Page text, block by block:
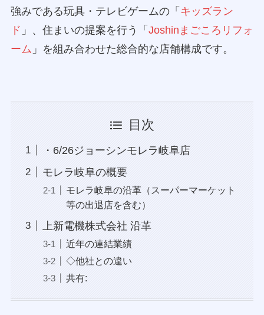
強みである玩具・テレビゲームの「 キッズラン
ド 」、住まいの提案を行う「 Joshinまごころリフォ
ーム 」を組み合わせた総合的な店舗構成です。
目次
・6/26ジョーシンモレラ岐阜店
モレラ岐阜の概要
モレラ岐阜の沿革（スーパーマーケット
等の出退店を含む）
上新電機株式会社 沿革
近年の連結業績
◇他社との違い
共有: